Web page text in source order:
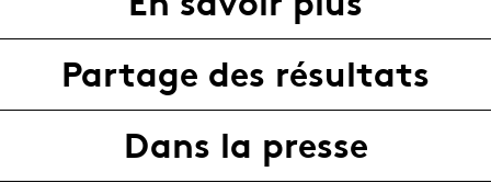
Partage des résultats
Dans la presse